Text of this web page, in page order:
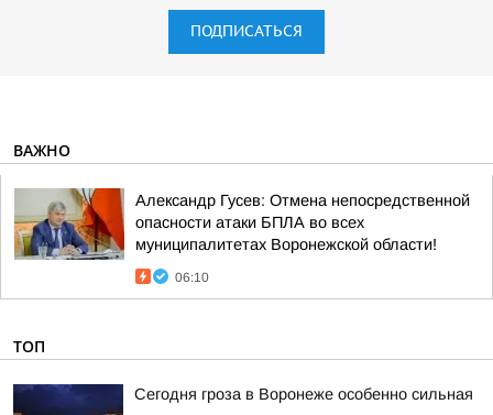
ПОДПИСАТЬСЯ
ВАЖНО
Александр Гусев: Отмена непосредственной
опасности атаки БПЛА во всех
муниципалитетах Воронежской области!
06:10
ТОП
Сегодня гроза в Воронеже особенно сильная